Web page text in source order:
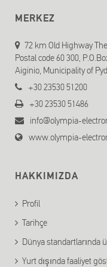
MERKEZ
72 km Old Highway
Postal code 60 300,
Aiginio, Municipality of
+30 23530 51200
+30 23530 51486
info@olympia-
www.olympia-
HAKKIMIZDA
Profil
Tarihçe
Dünya standartlarında
Yurt dışında faaliyet